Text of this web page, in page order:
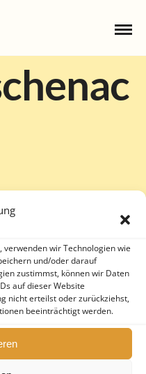
wir Technologien wie
und/oder darauf
zustimmst, können wir Daten
auf dieser Website
nicht erteilst oder zurückziehst,
beeinträchtigt werden.